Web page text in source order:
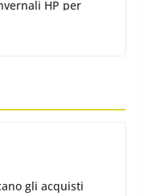
9 min read
2 min read
SUV 2022
gli acquisti
read